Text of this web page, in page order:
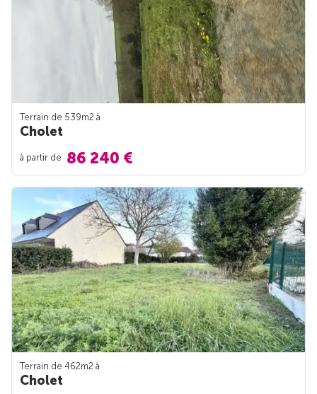
Terrain de 539m2 à
Cholet
à partir de 86 240 €
Terrain de 462m2 à
Cholet